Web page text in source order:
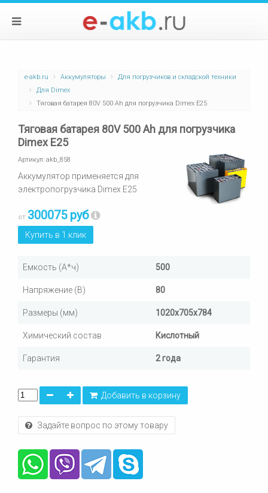
e-akb.ru Аккумуляторы
Для погрузчиков и складской техники
Для Dimex
Тяговая батарея 80V 500 Ah для погрузчика Dimex E25
Тяговая батарея 80V 500 Ah для погрузчика
Dimex E25
Артикул: akb_858
Аккумулятор применяется для
электропогрузчика Dimex E25
от 300075 руб
Купить в 1 клик
Емкость (А*ч) 500
Напряжение (В) 80
Размеры (мм) 1020х705х784
Химический состав Кислотный
Гарантия 2 года
Добавить в корзину
Задайте вопрос по этому товару